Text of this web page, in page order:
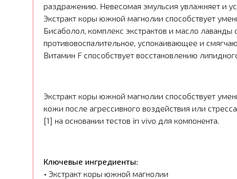
раздражению. Невесомая эмульсия увлажняет и
Экстракт коры южной магнолии способствует
Бисаболол, комплекс экстрактов и масло лаванды
противовоспалительное, успокаивающее и
Витамин F способствует восстановлению
Экстракт коры южной магнолии способствует
кожи после агрессивного воздействия или
[1] на основании тестов in vivo для компонента.
Ключевые ингредиенты:
• Экстракт коры южной магнолии